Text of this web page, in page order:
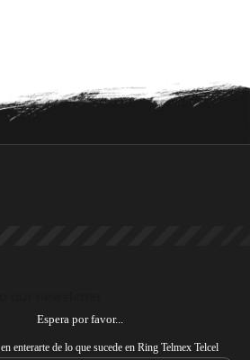
Espera por favor...
enterarte de lo que sucede en Ring Telmex Telcel